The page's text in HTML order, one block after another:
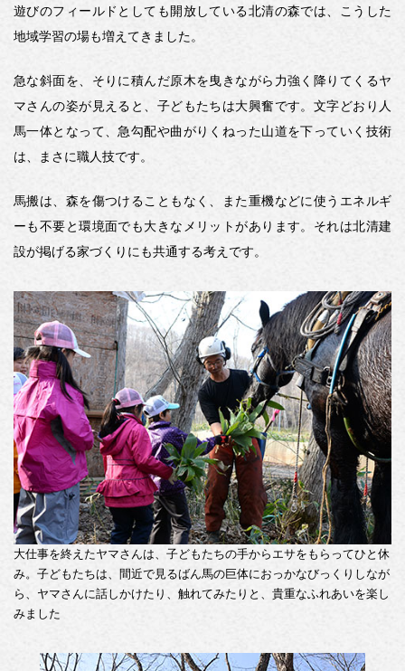
遊びのフィールドとしても開放している北清の森では、こうした
地域学習の場も増えてきました。
急な斜面を、そりに積んだ原木を曳きながら力強く降りてくるヤ
マさんの姿が見えると、子どもたちは大興奮です。文字どおり人
馬一体となって、急勾配や曲がりくねった山道を下っていく技術
は、まさに職人技です。
馬搬は、森を傷つけることもなく、また重機などに使うエネルギ
ーも不要と環境面でも大きなメリットがあります。それは北清建
設が掲げる家づくりにも共通する考えです。
大仕事を終えたヤマさんは、子どもたちの手からエサをもらってひと休
み。子どもたちは、間近で見るばん馬の巨体におっかなびっくりしなが
ら、ヤマさんに話しかけたり、触れてみたりと、貴重なふれあいを楽し
みました